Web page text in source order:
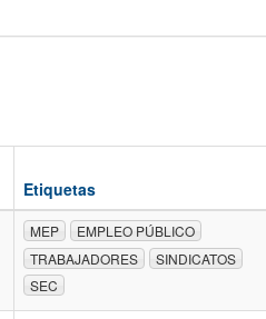
Etiquetas
MEP
EMPLEO PÚBLICO
TRABAJADORES
SINDICATOS
SEC